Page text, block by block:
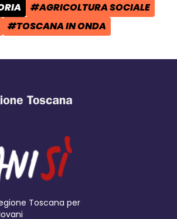
TAG:
#AGRICOLTURA SOCIALE
TAG:
#TOSCANA IN ONDA
Toscana per